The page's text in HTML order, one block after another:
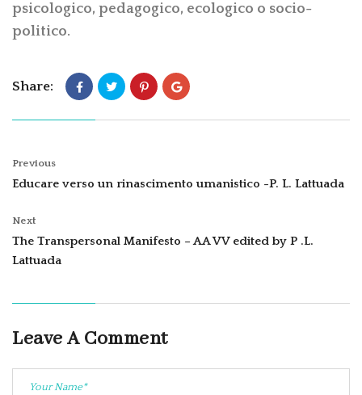
psicologico, pedagogico, ecologico o socio-
politico.
Share:
Previous
Educare verso un rinascimento umanistico -P. L. Lattuada
Next
The Transpersonal Manifesto – AA VV edited by P .L.
Lattuada
Leave A Comment